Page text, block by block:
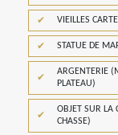
VIEILLES
STATUE DE
ARGENTERIE
PLATEAU)
OBJET SUR LA
CHASSE)